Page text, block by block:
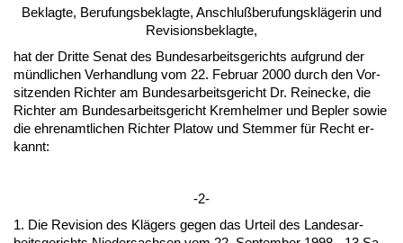
Be­klag­te, Be­ru­fungs­be­klag­te, An­schlußbe­ru­fungskläge­rin und
Re­vi­si­ons­be­klag­te,
hat der Drit­te Se­nat des Bun­des­ar­beits­ge­richts auf­grund der
münd­li­chen Ver­hand­lung vom 22. Fe­bru­ar 2000 durch den Vor­
sit­zen­den Rich­ter am Bun­des­ar­beits­ge­richt Dr. Rei­ne­cke, die
Rich­ter am Bun­des­ar­beits­ge­richt Krem­hel­mer und Be­p­ler so­wie
die eh­ren­amt­li­chen Rich­ter Pla­tow und Stem­mer für Recht er­
kannt:
-2-
1. Die Re­vi­si­on des Klägers ge­gen das Ur­teil des Lan­des­ar­